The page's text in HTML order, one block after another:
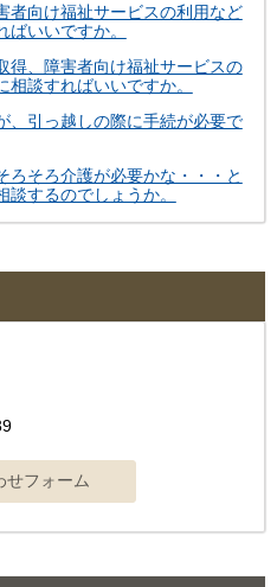
者向け福祉サービスの利用など
いいですか。
得、障害者向け福祉サービスの
談すればいいですか。
、引っ越しの際に手続が必要で
ろそろ介護が必要かな・・・と
するのでしょうか。